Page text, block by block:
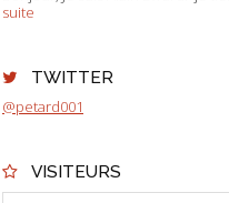
suite
TWITTER
@petard001
VISITEURS